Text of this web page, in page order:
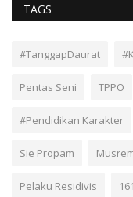
TAGS
#TanggapDaurat
Pentas Seni TPPO
#Pendidikan Karakter
Sie Propam
Pelaku Residivis